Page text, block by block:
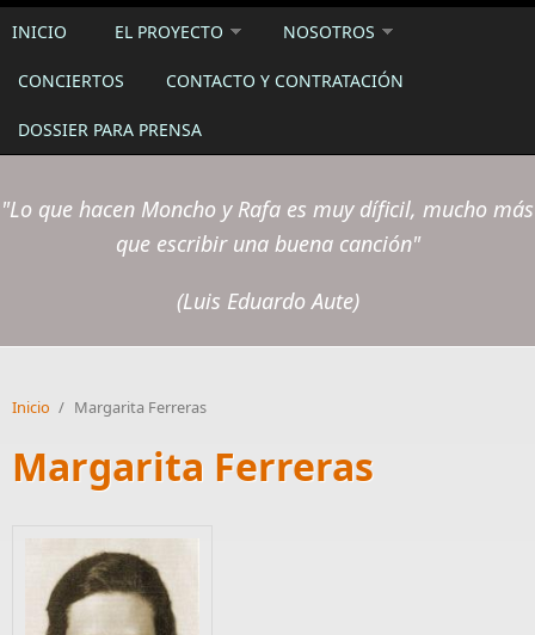
INICIO EL PROYECTO NOSOTROS
CONCIERTOS CONTACTO Y CONTRATACIÓN
DOSSIER PARA PRENSA
"Lo que hacen Moncho y Rafa es muy díficil, mucho más
que escribir una buena canción"
(Luis Eduardo Aute)
Inicio / Margarita Ferreras
Margarita Ferreras